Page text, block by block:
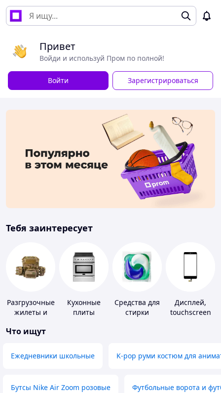
Привет
Войди и используй Пром по полной!
Войти Зарегистрироваться
Тебя заинтересует
Разгрузочные
жилеты и
без плит
Кухонные
плиты
Средства для
стирки
Дисплей,
touchscreen
Что ищут
Ежедневники школьные K-pop руми костюм для
Бутсы Nike Air Zoom розовые Футбольные ворота и